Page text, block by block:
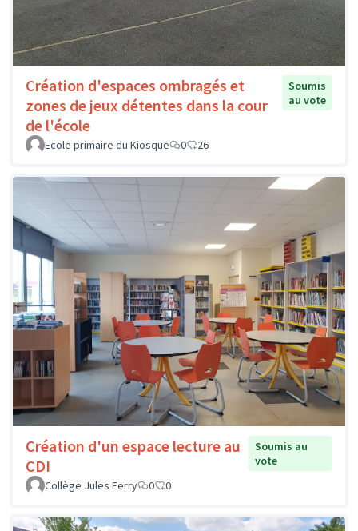
Création d'espaces ombragés et
zones de jeux détentes dans la cour
de l'école
Soumis
au vote
Ecole primaire du Kiosque 0 26
Création d'un espace lecture au
CDI
Soumis au
vote
Collège Jules Ferry
0 0